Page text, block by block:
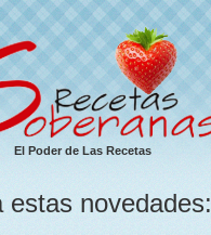
El Poder de Las Recetas
estas novedades: